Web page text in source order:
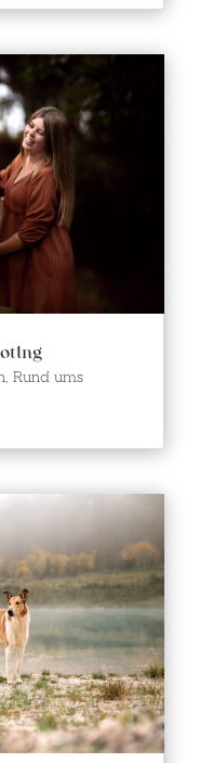
, Rund ums